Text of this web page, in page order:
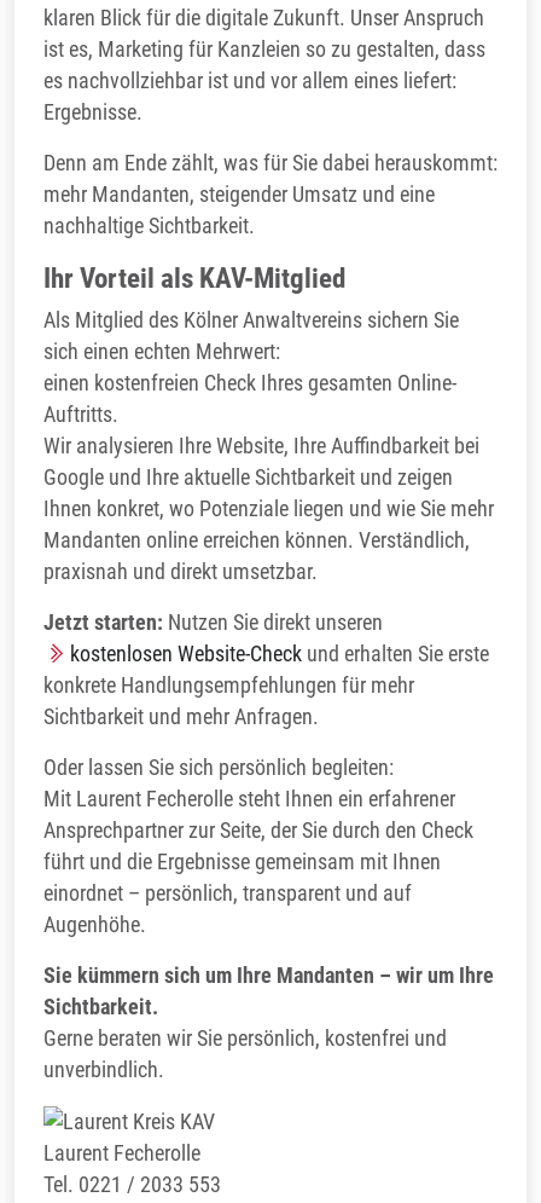
klaren Blick für die digitale Zukunft. Unser Anspruch
ist es, Marketing für Kanzleien so zu gestalten, dass
es nachvollziehbar ist und vor allem eines liefert:
Ergebnisse.
Denn am Ende zählt, was für Sie dabei herauskommt:
mehr Mandanten, steigender Umsatz und eine
nachhaltige Sichtbarkeit.
Ihr Vorteil als KAV-Mitglied
Als Mitglied des Kölner Anwaltvereins sichern Sie
sich einen echten Mehrwert:
einen kostenfreien Check Ihres gesamten Online-
Auftritts.
Wir analysieren Ihre Website, Ihre Auffindbarkeit bei
Google und Ihre aktuelle Sichtbarkeit und zeigen
Ihnen konkret, wo Potenziale liegen und wie Sie mehr
Mandanten online erreichen können. Verständlich,
praxisnah und direkt umsetzbar.
Jetzt starten: Nutzen Sie direkt unseren
kostenlosen Website-Check und erhalten Sie erste
konkrete Handlungsempfehlungen für mehr
Sichtbarkeit und mehr Anfragen.
Oder lassen Sie sich persönlich begleiten:
Mit Laurent Fecherolle steht Ihnen ein erfahrener
Ansprechpartner zur Seite, der Sie durch den Check
führt und die Ergebnisse gemeinsam mit Ihnen
einordnet – persönlich, transparent und auf
Augenhöhe.
Sie kümmern sich um Ihre Mandanten – wir um Ihre
Sichtbarkeit.
Gerne beraten wir Sie persönlich, kostenfrei und
unverbindlich.
Laurent Fecherolle
Tel. 0221 / 2033 553